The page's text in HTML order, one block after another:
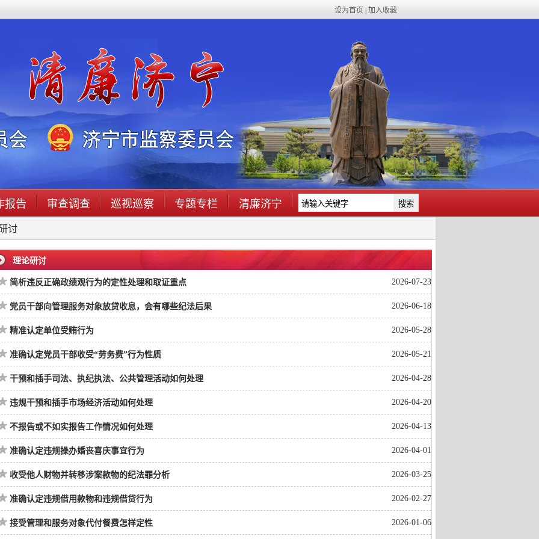
设为首页 加入收藏
报告 审查调查 巡视巡察 专题专栏 清廉济宁
讨
理论研讨
简析违反正确政绩观行为的定性处理和取证重点 2026-07-23
党员干部向管理服务对象放贷收息，会有哪些纪法后果 2026-06-18
精准认定单位受贿行为 2026-05-28
准确认定党员干部收受“劳务费”行为性质 2026-05-21
干预和插手司法、执纪执法、公共管理活动如何处理 2026-04-28
违规干预和插手市场经济活动如何处理 2026-04-20
不报告或不如实报告工作情况如何处理 2026-04-13
准确认定违规操办婚丧喜庆事宜行为 2026-04-01
收受他人财物并转移涉案款物的纪法罪分析 2026-03-25
准确认定违规借用款物和违规借贷行为 2026-02-27
接受管理和服务对象代付餐费怎样定性 2026-01-06